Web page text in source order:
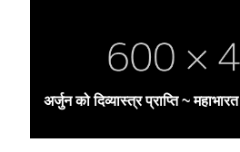
अर्जुन को दिव्यास्त्र प्राप्ति ~ महाभारत